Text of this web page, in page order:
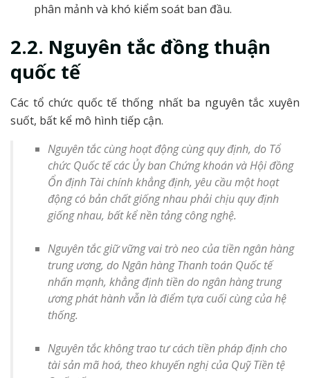
phân mảnh và khó kiểm soát ban đầu.
2.2. Nguyên tắc đồng thuận
quốc tế
Các tổ chức quốc tế thống nhất ba nguyên tắc xuyên
suốt, bất kể mô hình tiếp cận.
Nguyên tắc cùng hoạt động cùng quy định, do Tổ
chức Quốc tế các Ủy ban Chứng khoán và Hội đồng
Ổn định Tài chính khẳng định, yêu cầu một hoạt
động có bản chất giống nhau phải chịu quy định
giống nhau, bất kể nền tảng công nghệ.
Nguyên tắc giữ vững vai trò neo của tiền ngân hàng
trung ương, do Ngân hàng Thanh toán Quốc tế
nhấn mạnh, khẳng định tiền do ngân hàng trung
ương phát hành vẫn là điểm tựa cuối cùng của hệ
thống.
Nguyên tắc không trao tư cách tiền pháp định cho
tài sản mã hoá, theo khuyến nghị của Quỹ Tiền tệ